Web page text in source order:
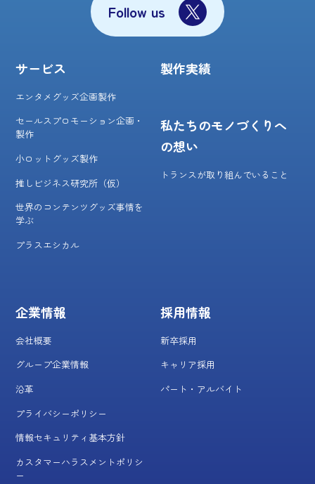
Follow us
サービス
エンタメグッズ企画製作
セールスプロモーション企画・
製作
小ロットグッズ製作
推しビジネス研究所（仮）
世界のコンテンツグッズ事情を
学ぶ
プラスエシカル
製作実績
私たちのモノづくりへ
の想い
トランスが取り組んでいること
企業情報
会社概要
グループ企業情報
沿革
プライバシーポリシー
情報セキュリティ基本方針
カスタマーハラスメントポリシ
ー
採用情報
新卒採用
キャリア採用
パート・アルバイト